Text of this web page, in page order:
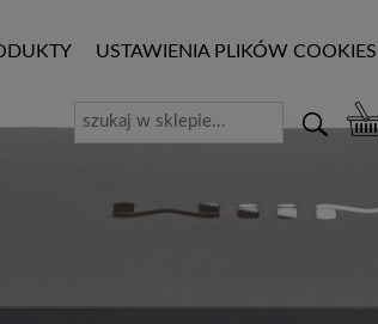
USTAWIENIA PLIKÓW COOKIES